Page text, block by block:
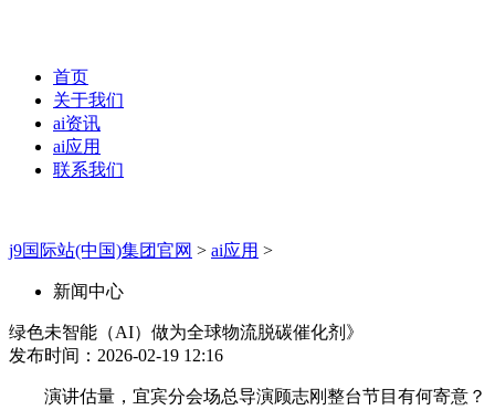
首页
关于我们
ai资讯
ai应用
联系我们
j9国际站(中国)集团官网 > ai应用 >
新闻中心
绿色未智能（AI）做为全球物流脱碳催化剂》
发布时间：2026-02-19 12:16
演讲估量，宜宾分会场总导演顾志刚整台节目有何寄意？